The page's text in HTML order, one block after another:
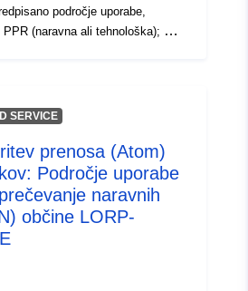
PPR (naravna ali tehnološka); —
za PPRT); — obseg študije, ki
so bile proučene nevarnosti.
datuma. To lahko vključuje: —
vsebovano v odredbi PPR
ki ga ureja odobreni RPP.
(PM1 za PPRN in PM3
SERVICE
prenosa (Atom)
Področje uporabe
naravnih
občine LORP-